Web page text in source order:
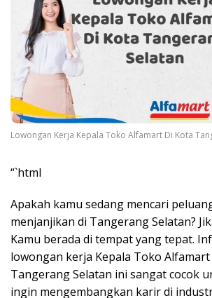
Lowongan Kerja Kepala Toko Alfamart Di Kota
“`html
Apakah kamu sedang mencari
menjanjikan di Tangerang Selatan?
Kamu berada di tempat yang tepat.
lowongan kerja Kepala Toko Alfamart
Tangerang Selatan ini sangat cocok
ingin mengembangkan karir di